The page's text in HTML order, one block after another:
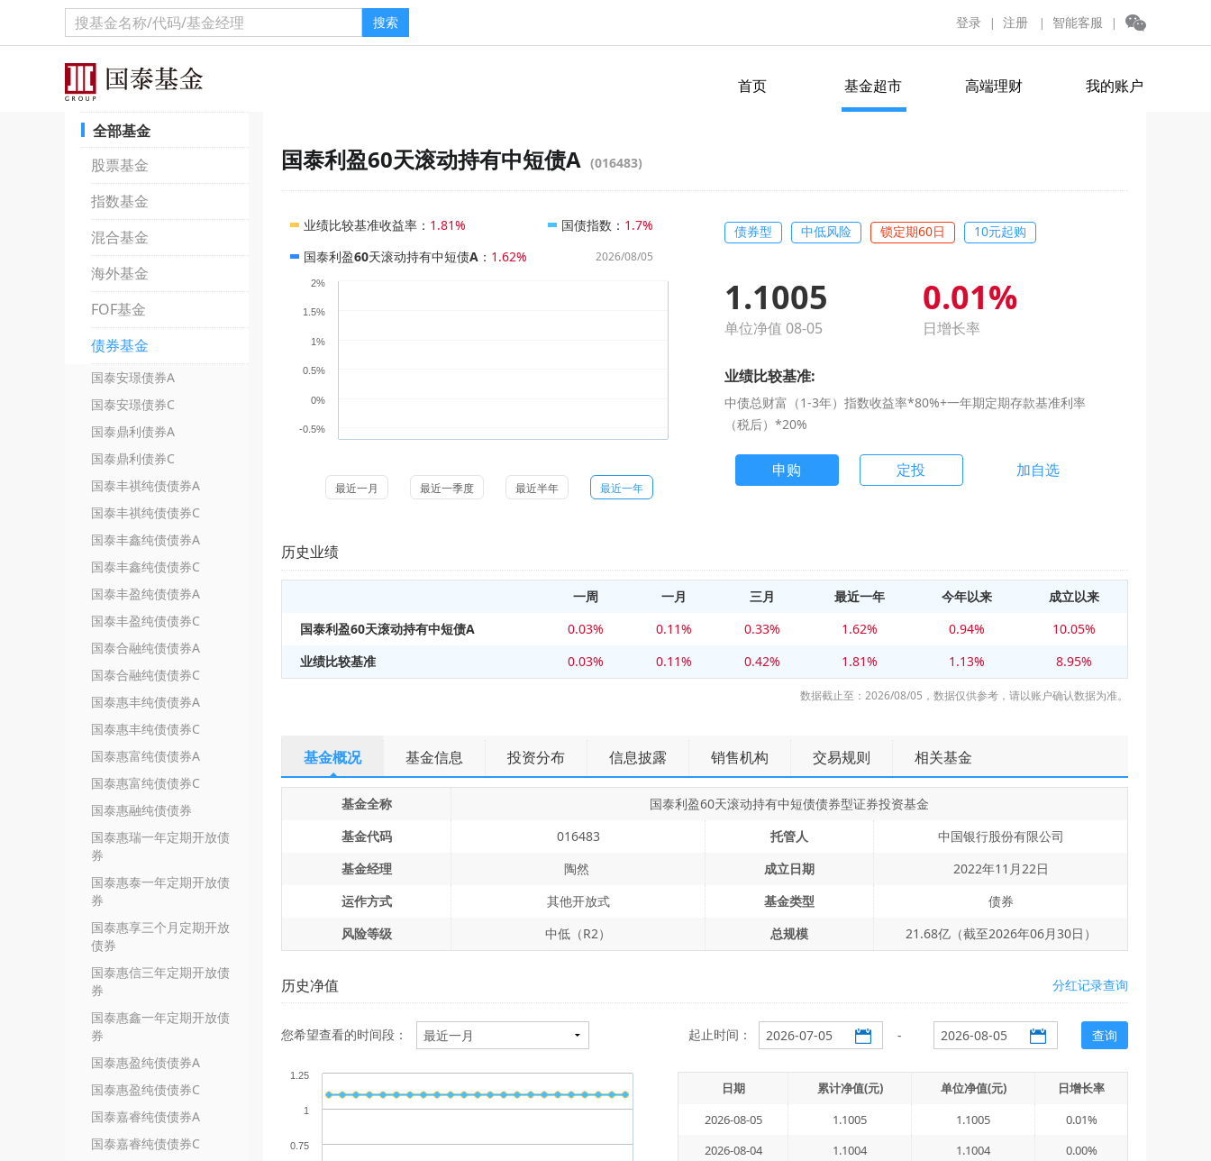
搜索 登录 | 注册 | 智能客服 |
首页 基金超市 高端理财 我的账户
全部基金
股票基金
指数基金
混合基金
海外基金
FOF基金
债券基金
国泰安璟债券A
国泰安璟债券C
国泰鼎利债券A
国泰鼎利债券C
国泰丰祺纯债债券A
国泰丰祺纯债债券C
国泰丰鑫纯债债券A
国泰丰鑫纯债债券C
国泰丰盈纯债债券A
国泰丰盈纯债债券C
国泰合融纯债债券A
国泰合融纯债债券C
国泰惠丰纯债债券A
国泰惠丰纯债债券C
国泰惠富纯债债券A
国泰惠富纯债债券C
国泰惠融纯债债券
国泰惠瑞一年定期开放债
券
国泰惠泰一年定期开放债
券
国泰惠享三个月定期开放
债券
国泰惠信三年定期开放债
券
国泰惠鑫一年定期开放债
券
国泰惠盈纯债债券A
国泰惠盈纯债债券C
国泰嘉睿纯债债券A
国泰嘉睿纯债债券C
国泰利盈60天滚动持有中短债A (016483)
业绩比较基准收益率 ： 1.81% 国债指数 ： 1.7%
国泰利盈60天滚动持有中短债A ： 1.62% 2026/08/05
-0.5%
0%
0.5%
1%
1.5%
2%
最近一月 最近一季度 最近半年 最近一年
债券型 中低风险 锁定期60日 10元起购
1.1005
单位净值 08-05
0.01%
日增长率
业绩比较基准:
中债总财富（1-3年）指数收益率*80%+一年期定期存款基准利率
（税后）*20%
申购 定投 加自选
历史业绩
一周 一月 三月 最近一年 今年以来
成立以来
国泰利盈60天滚动持有中短债A
0.03% 0.11% 0.33% 1.62% 0.94%
10.05%
业绩比较基准
0.03% 0.11% 0.42% 1.81% 1.13% 8.95%
数据截止至：2026/08/05，数据仅供参考，请以账户确认数据为准。
基金概况 基金信息 投资分布 信息披露 销售机构 交易规则 相关基金
基金全称
国泰利盈60天滚动持有中短债债券型证券投资基金
基金代码
016483 托管人
中国银行股份有限公司
基金经理
陶然 成立日期
2022年11月22日
运作方式
其他开放式 基金类型
债券
风险等级
中低（R2） 总规模 21.68亿（截至2026年06月30日）
历史净值 分红记录查询
您希望查看的时间段： 起止时间： - 查询
0.75
1
1.25
日期 累计净值(元) 单位净值(元)
日增长率
2026-08-05
1.1005 1.1005
0.01%
2026-08-04
1.1004 1.1004
0.00%